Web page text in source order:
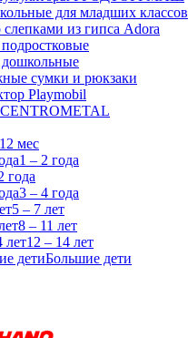
для младших классов
из гипса Adora
сумки и рюкзаки
Playmobil
12 мес
1 – 2 года
года
3 – 4 года
5 – 7 лет
8 – 11 лет
12 – 14 лет
Большие дети